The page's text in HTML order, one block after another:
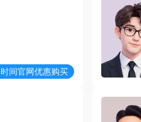
间官网优惠购买